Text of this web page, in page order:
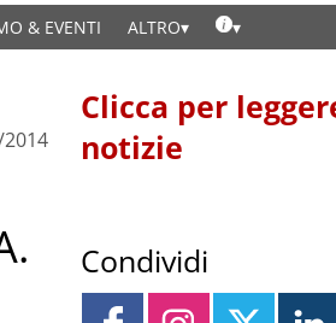
& EVENTI ALTRO
Clicca per
notizie
Condividi